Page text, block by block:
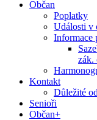
Občan
Poplatky
Události v
Informace
zák.
Kontakt
Důležité
Senioři
Občan+